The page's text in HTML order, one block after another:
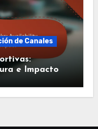
de Canales
e Impacto